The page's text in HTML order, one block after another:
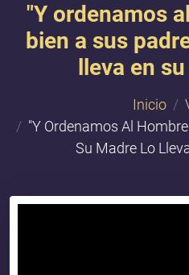
"​Y ordenamos
bien a sus
lleva en
Inicio
"​Y Ordenamos Al
Su Madre Lo